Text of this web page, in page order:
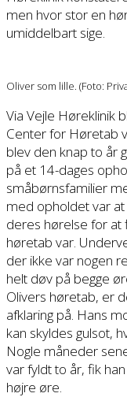
men hvor stor en
umiddelbart sige.
Oliver som lille. (Foto:
Via Vejle Høreklinik
Center for Høretab
blev den knap to år
på et 14-dages
småbørnsfamilier
med opholdet var
deres hørelse for
høretab var.
der ikke var nogen
helt døv på begge
Olivers høretab, er
afklaring på. Hans
kan skyldes gulsot,
Nogle måneder
var fyldt to år, fik
højre øre.